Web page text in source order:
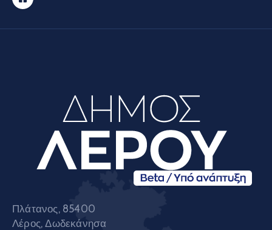
Πλάτανος, 85400
Λέρος, Δωδεκάνησα